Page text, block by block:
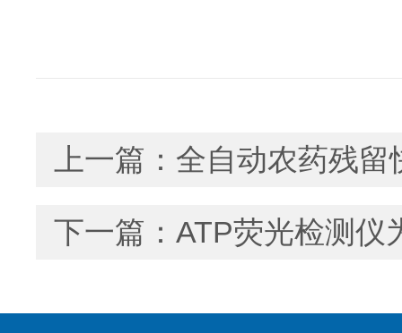
上一篇： 全自动农药残留
下一篇： ATP荧光检测仪